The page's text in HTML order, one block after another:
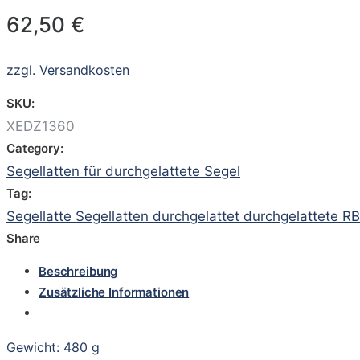
62,50 €
zzgl. Versandkosten
SKU:
XEDZ1360
Category:
Segellatten für durchgelattete Segel
Tag:
Segellatte Segellatten durchgelattet durchgelattete
Share
Beschreibung
Zusätzliche Informationen
Gewicht: 480 g